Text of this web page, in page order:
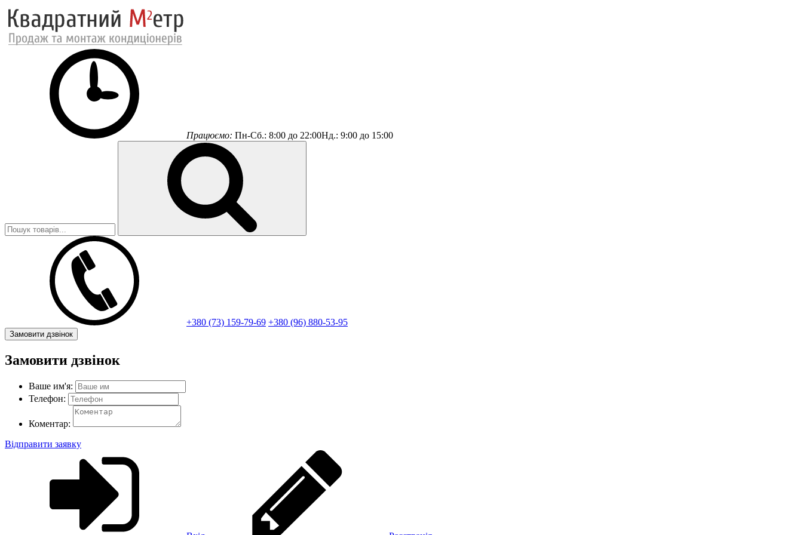
Працюємо: Пн-Сб.: 8:00 до 22:00Нд.: 9:00 до 15:00
+380 (73) 159-79-69 +380 (96) 880-53-95
Замовити дзвінок
Замовити дзвінок
Ваше им'я:
Телефон:
Коментар:
Відправити заявку